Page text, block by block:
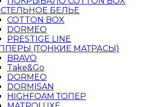
БЕЛЬЕ
COTTON BOX
DORMEO
PRESTIGE LINE
(ТОНКИЕ МАТРАСЫ)
BRAVO
Take&Go
DORMEO
DORMISAN
HIGHFOAM ТОПЕР